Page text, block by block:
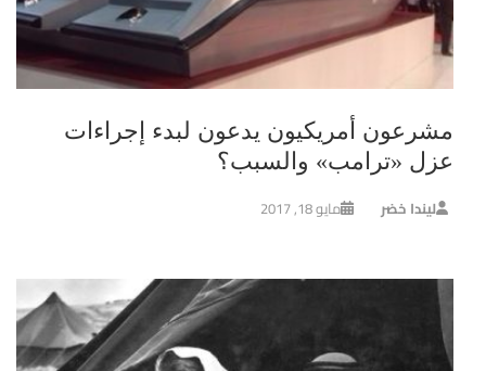
مشرعون أمريكيون يدعون لبدء إجراءات
عزل «ترامب» والسبب؟
ليندا خضر مايو 18, 2017